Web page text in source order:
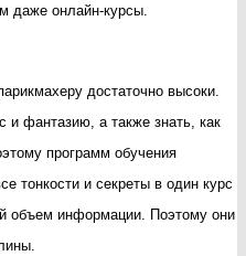
даже онлайн-курсы.
достаточно высоки.
и фантазию, а также знать, как
программ обучения
тонкости и секреты в один курс
объем информации. Поэтому они